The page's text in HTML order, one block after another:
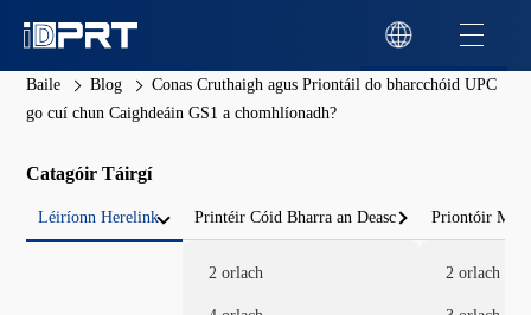
Baile Blog
Conas Cruthaigh agus Priontáil do bharcchóid UPC
go cuí chun Caighdeáin GS1 a chomhlíonadh?
Catagóir Táirgí
Léiríonn Herelink Printéir Cóid Bharra an Deasc
2 orlach
Priontóir
2 orlach